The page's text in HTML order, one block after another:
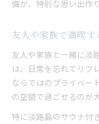
備が、特別な思い出作
友人や家族で満喫
友人や家族と一緒に淡
は、日常を忘れてリフ
ならではのプライベー
の空間で過ごせるのが
特に淡路島のサウナ付